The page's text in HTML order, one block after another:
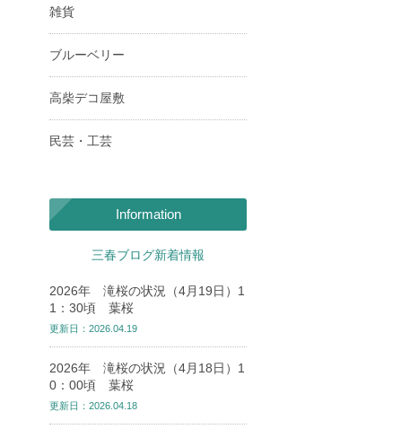
雑貨
ブルーベリー
高柴デコ屋敷
民芸・工芸
Information
三春ブログ新着情報
2026年 滝桜の状況（4月19日）1
1：30頃 葉桜
更新日：2026.04.19
2026年 滝桜の状況（4月18日）1
0：00頃 葉桜
更新日：2026.04.18